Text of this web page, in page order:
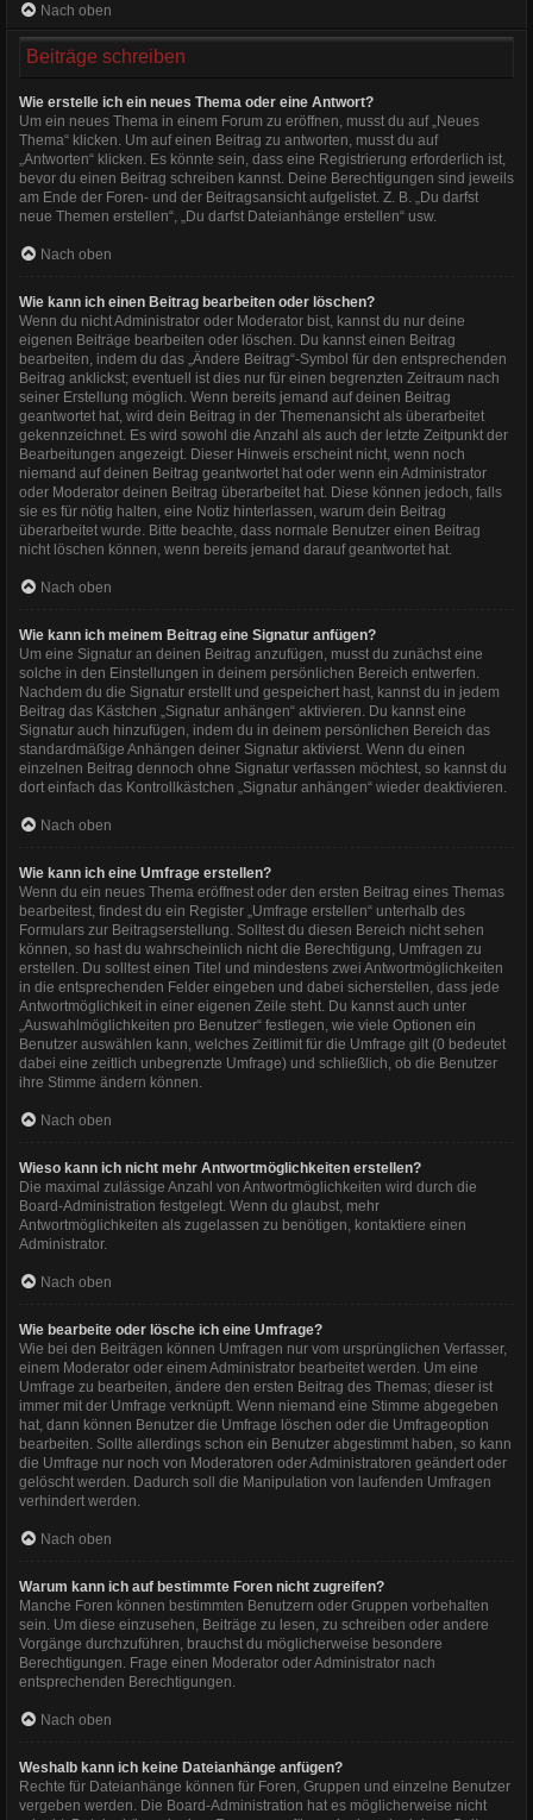
Nach oben
Beiträge schreiben
Wie erstelle ich ein neues Thema oder eine Antwort?
Um ein neues Thema in einem Forum zu eröffnen, musst du auf „Neues
Thema“ klicken. Um auf einen Beitrag zu antworten, musst du auf
„Antworten“ klicken. Es könnte sein, dass eine Registrierung erforderlich ist,
bevor du einen Beitrag schreiben kannst. Deine Berechtigungen sind jeweils
am Ende der Foren- und der Beitragsansicht aufgelistet. Z. B. „Du darfst
neue Themen erstellen“, „Du darfst Dateianhänge erstellen“ usw.
Nach oben
Wie kann ich einen Beitrag bearbeiten oder löschen?
Wenn du nicht Administrator oder Moderator bist, kannst du nur deine
eigenen Beiträge bearbeiten oder löschen. Du kannst einen Beitrag
bearbeiten, indem du das „Ändere Beitrag“-Symbol für den entsprechenden
Beitrag anklickst; eventuell ist dies nur für einen begrenzten Zeitraum nach
seiner Erstellung möglich. Wenn bereits jemand auf deinen Beitrag
geantwortet hat, wird dein Beitrag in der Themenansicht als überarbeitet
gekennzeichnet. Es wird sowohl die Anzahl als auch der letzte Zeitpunkt der
Bearbeitungen angezeigt. Dieser Hinweis erscheint nicht, wenn noch
niemand auf deinen Beitrag geantwortet hat oder wenn ein Administrator
oder Moderator deinen Beitrag überarbeitet hat. Diese können jedoch, falls
sie es für nötig halten, eine Notiz hinterlassen, warum dein Beitrag
überarbeitet wurde. Bitte beachte, dass normale Benutzer einen Beitrag
nicht löschen können, wenn bereits jemand darauf geantwortet hat.
Nach oben
Wie kann ich meinem Beitrag eine Signatur anfügen?
Um eine Signatur an deinen Beitrag anzufügen, musst du zunächst eine
solche in den Einstellungen in deinem persönlichen Bereich entwerfen.
Nachdem du die Signatur erstellt und gespeichert hast, kannst du in jedem
Beitrag das Kästchen „Signatur anhängen“ aktivieren. Du kannst eine
Signatur auch hinzufügen, indem du in deinem persönlichen Bereich das
standardmäßige Anhängen deiner Signatur aktivierst. Wenn du einen
einzelnen Beitrag dennoch ohne Signatur verfassen möchtest, so kannst du
dort einfach das Kontrollkästchen „Signatur anhängen“ wieder deaktivieren.
Nach oben
Wie kann ich eine Umfrage erstellen?
Wenn du ein neues Thema eröffnest oder den ersten Beitrag eines Themas
bearbeitest, findest du ein Register „Umfrage erstellen“ unterhalb des
Formulars zur Beitragserstellung. Solltest du diesen Bereich nicht sehen
können, so hast du wahrscheinlich nicht die Berechtigung, Umfragen zu
erstellen. Du solltest einen Titel und mindestens zwei Antwortmöglichkeiten
in die entsprechenden Felder eingeben und dabei sicherstellen, dass jede
Antwortmöglichkeit in einer eigenen Zeile steht. Du kannst auch unter
„Auswahlmöglichkeiten pro Benutzer“ festlegen, wie viele Optionen ein
Benutzer auswählen kann, welches Zeitlimit für die Umfrage gilt (0 bedeutet
dabei eine zeitlich unbegrenzte Umfrage) und schließlich, ob die Benutzer
ihre Stimme ändern können.
Nach oben
Wieso kann ich nicht mehr Antwortmöglichkeiten erstellen?
Die maximal zulässige Anzahl von Antwortmöglichkeiten wird durch die
Board-Administration festgelegt. Wenn du glaubst, mehr
Antwortmöglichkeiten als zugelassen zu benötigen, kontaktiere einen
Administrator.
Nach oben
Wie bearbeite oder lösche ich eine Umfrage?
Wie bei den Beiträgen können Umfragen nur vom ursprünglichen Verfasser,
einem Moderator oder einem Administrator bearbeitet werden. Um eine
Umfrage zu bearbeiten, ändere den ersten Beitrag des Themas; dieser ist
immer mit der Umfrage verknüpft. Wenn niemand eine Stimme abgegeben
hat, dann können Benutzer die Umfrage löschen oder die Umfrageoption
bearbeiten. Sollte allerdings schon ein Benutzer abgestimmt haben, so kann
die Umfrage nur noch von Moderatoren oder Administratoren geändert oder
gelöscht werden. Dadurch soll die Manipulation von laufenden Umfragen
verhindert werden.
Nach oben
Warum kann ich auf bestimmte Foren nicht zugreifen?
Manche Foren können bestimmten Benutzern oder Gruppen vorbehalten
sein. Um diese einzusehen, Beiträge zu lesen, zu schreiben oder andere
Vorgänge durchzuführen, brauchst du möglicherweise besondere
Berechtigungen. Frage einen Moderator oder Administrator nach
entsprechenden Berechtigungen.
Nach oben
Weshalb kann ich keine Dateianhänge anfügen?
Rechte für Dateianhänge können für Foren, Gruppen und einzelne Benutzer
vergeben werden. Die Board-Administration hat es möglicherweise nicht